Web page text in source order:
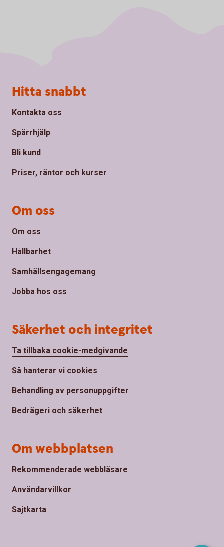
Sidfot
Hitta snabbt
Kontakta oss
Spärrhjälp
Bli kund
Priser, räntor och kurser
Om oss
Om oss
Hållbarhet
Samhällsengagemang
Jobba hos oss
Säkerhet och integritet
Ta tillbaka cookie-medgivande
Så hanterar vi cookies
Behandling av personuppgifter
Bedrägeri och säkerhet
Om webbplatsen
Rekommenderade webbläsare
Användarvillkor
Sajtkarta